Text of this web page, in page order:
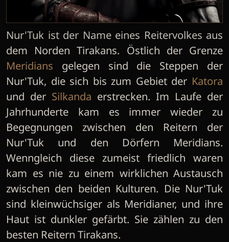
Nur'Tuk ist der Name eines Reitervolkes aus
dem Norden Tirakans. Östlich der Grenze
Meridians gelegen sind die Steppen der
Nur'Tuk, die sich bis zum Gebiet der Katora
und der Silkanda erstrecken. Im Laufe der
Jahrhunderte kam es immer wieder zu
Begegnungen zwischen den Reitern der
Nur'Tuk und den Dörfern Meridians.
Wenngleich diese zumeist friedlich waren
kam es nie zu einem wirklichen Austausch
zwischen den beiden Kulturen. Die Nur'Tuk
sind kleinwüchsiger als Meridianer, und ihre
Haut ist dunkler gefärbt. Sie zählen zu den
besten Reitern Tirakans.